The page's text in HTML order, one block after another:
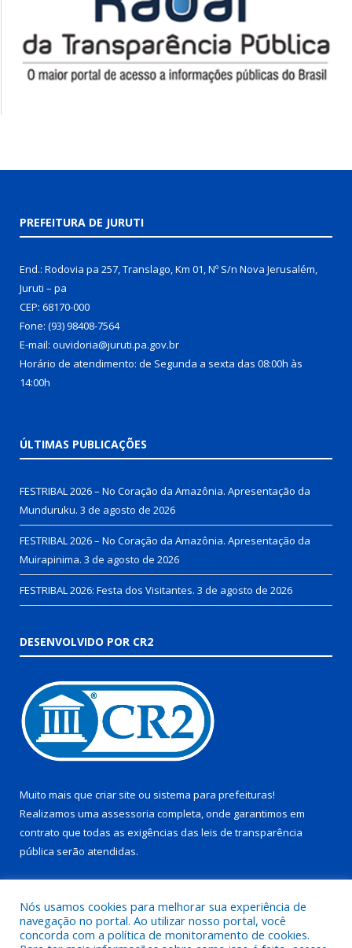
PREFEITURA DE JURUTI
End.: Rodovia pa 257, Translago, Km 01, Nº S/n Nova Jerusalém,
Juruti – pa
CEP: 68170-000
Fone: (93) 98408-7564
E-mail: ouvidoria@juruti.pa.gov.br
Horário de atendimento: de Segunda a sexta das 08:00h às
14:00h
ÚLTIMAS PUBLICAÇÕES
FESTRIBAL 2026 – No Coração da Amazônia. Apresentação da
Munduruku. 3 de agosto de 2026
FESTRIBAL 2026 – No Coração da Amazônia. Apresentação da
Muirapinima. 3 de agosto de 2026
FESTRIBAL 2026: Festa dos Visitantes. 3 de agosto de 2026
DESENVOLVIDO POR CR2
Muito mais que criar site ou sistema para prefeituras!
Realizamos uma assessoria completa, onde garantimos em
contrato que todas as exigências das leis de transparência
pública serão atendidas.
Nós usamos cookies para melhorar sua experiência de
navegação no portal. Ao utilizar nosso portal, você
concorda com a política de monitoramento de cookies.